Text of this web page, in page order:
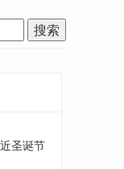
搜索
圣诞节